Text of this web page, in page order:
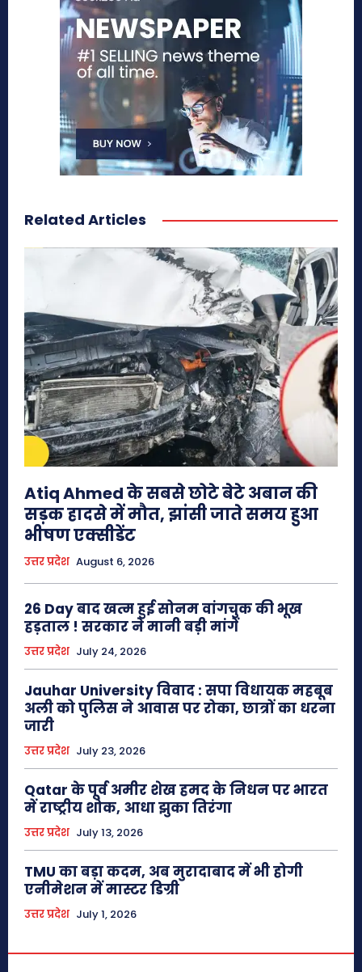
Related Articles
Atiq Ahmed के सबसे छोटे बेटे अबान की
सड़क हादसे में मौत, झांसी जाते समय हुआ
भीषण एक्सीडेंट
उत्तर प्रदेश August 6, 2026
26 Day बाद खत्म हुई सोनम वांगचुक की भूख
हड़ताल ! सरकार ने मानी बड़ी मांगें
उत्तर प्रदेश July 24, 2026
Jauhar University विवाद : सपा विधायक महबूब
अली को पुलिस ने आवास पर रोका, छात्रों का धरना
जारी
उत्तर प्रदेश July 23, 2026
Qatar के पूर्व अमीर शेख हमद के निधन पर भारत
में राष्ट्रीय शोक, आधा झुका तिरंगा
उत्तर प्रदेश July 13, 2026
TMU का बड़ा कदम, अब मुरादाबाद में भी होगी
एनीमेशन में मास्टर डिग्री
उत्तर प्रदेश July 1, 2026